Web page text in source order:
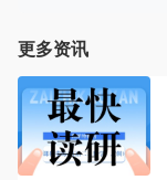
更多资讯